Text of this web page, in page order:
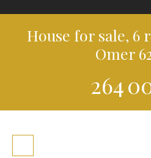
House for sale, 6
Omer
264